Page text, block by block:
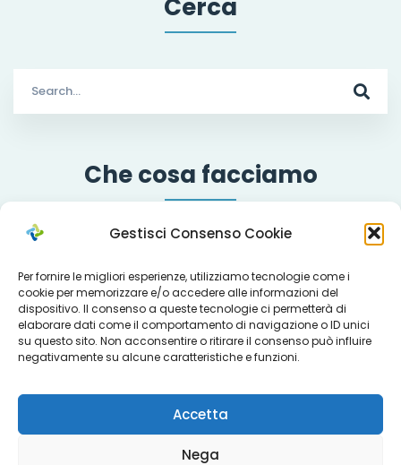
Gestisci Consenso Cookie
Per fornire le migliori esperienze, utilizziamo tecnologie come i
cookie per memorizzare e/o accedere alle informazioni del
dispositivo. Il consenso a queste tecnologie ci permetterà di
elaborare dati come il comportamento di navigazione o ID unici
su questo sito. Non acconsentire o ritirare il consenso può influire
negativamente su alcune caratteristiche e funzioni.
Accetta
Nega
Cerca
for:
Che cosa facciamo
Servizi
Progetti
Titoli sociali